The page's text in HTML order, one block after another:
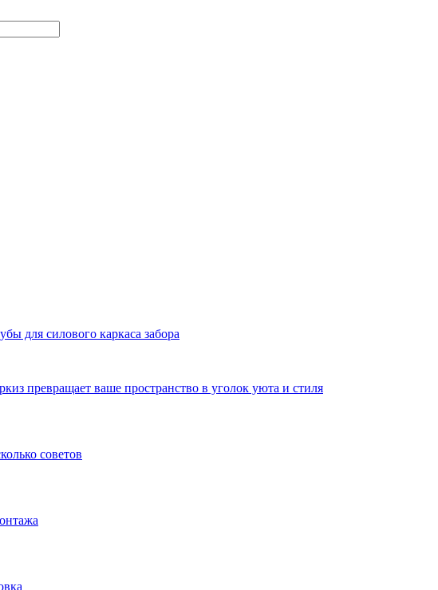
для силового каркаса забора
превращает ваше пространство в уголок уюта и стиля
советов